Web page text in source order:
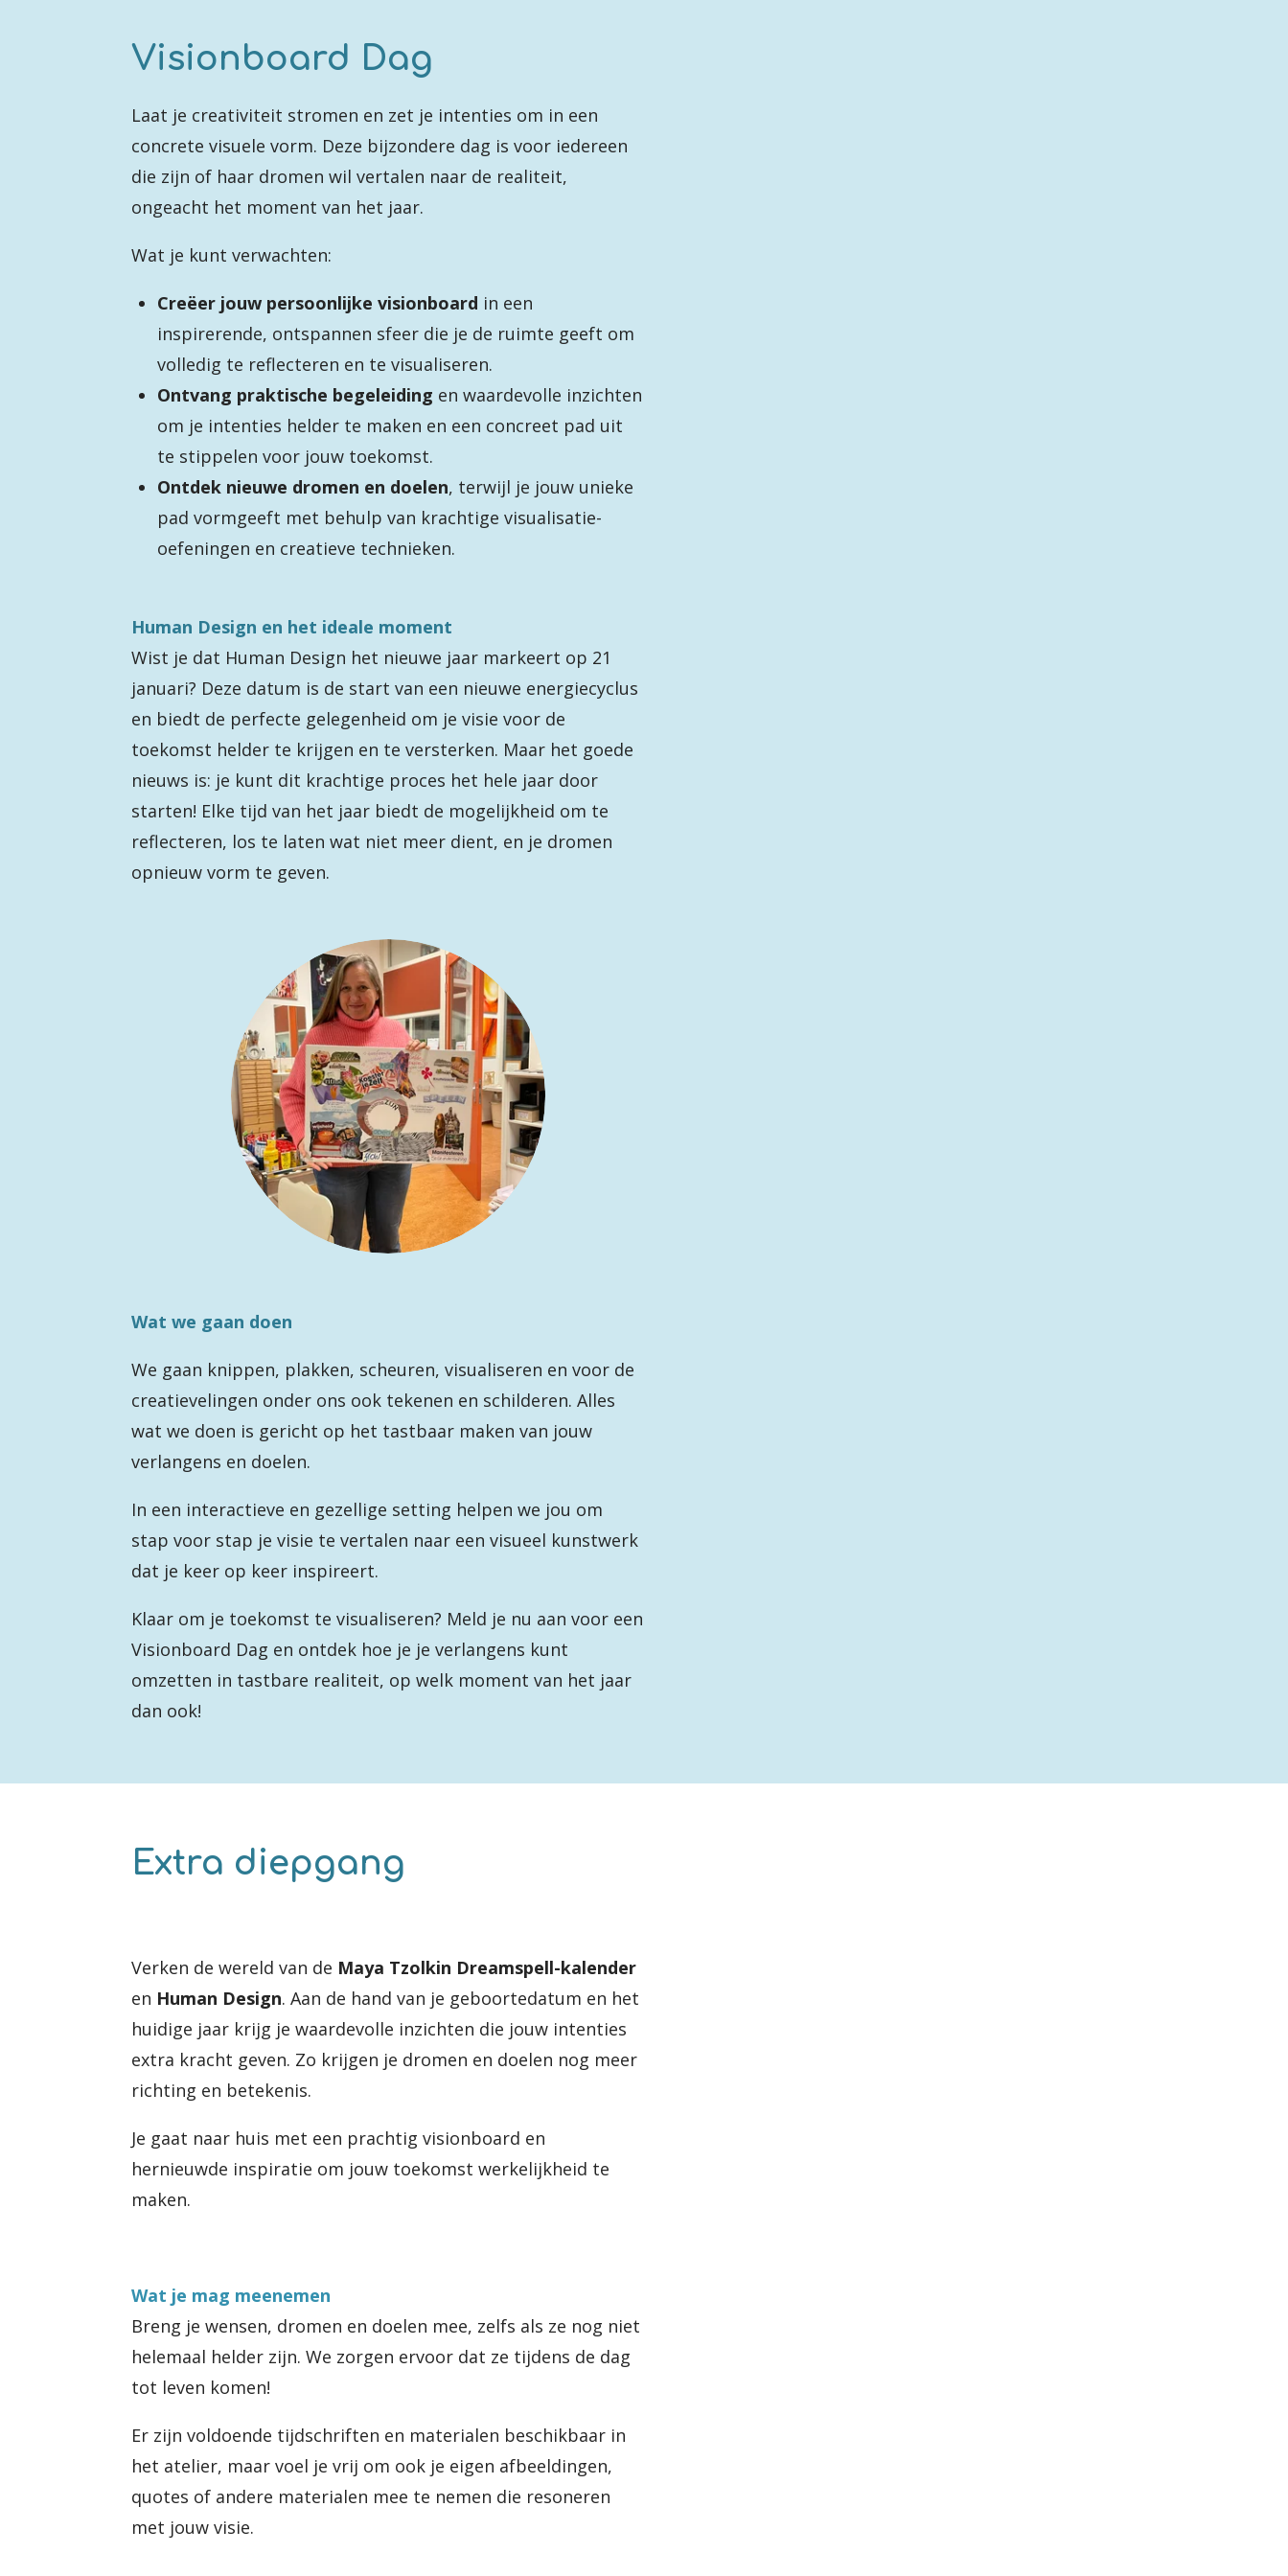
Visionboard Dag
Laat je creativiteit stromen en zet je intenties om in een
concrete visuele vorm. Deze bijzondere dag is voor iedereen
die zijn of haar dromen wil vertalen naar de realiteit,
ongeacht het moment van het jaar.
Wat je kunt verwachten:
Creëer jouw persoonlijke visionboard in een
inspirerende, ontspannen sfeer die je de ruimte geeft om
volledig te reflecteren en te visualiseren.
Ontvang praktische begeleiding en waardevolle inzichten
om je intenties helder te maken en een concreet pad uit
te stippelen voor jouw toekomst.
Ontdek nieuwe dromen en doelen, terwijl je jouw unieke
pad vormgeeft met behulp van krachtige visualisatie-
oefeningen en creatieve technieken.
Human Design en het ideale moment
Wist je dat Human Design het nieuwe jaar markeert op 21
januari? Deze datum is de start van een nieuwe energiecyclus
en biedt de perfecte gelegenheid om je visie voor de
toekomst helder te krijgen en te versterken. Maar het goede
nieuws is: je kunt dit krachtige proces het hele jaar door
starten! Elke tijd van het jaar biedt de mogelijkheid om te
reflecteren, los te laten wat niet meer dient, en je dromen
opnieuw vorm te geven.
Wat we gaan doen
We gaan knippen, plakken, scheuren, visualiseren en voor de
creatievelingen onder ons ook tekenen en schilderen. Alles
wat we doen is gericht op het tastbaar maken van jouw
verlangens en doelen.
In een interactieve en gezellige setting helpen we jou om
stap voor stap je visie te vertalen naar een visueel kunstwerk
dat je keer op keer inspireert.
Klaar om je toekomst te visualiseren? Meld je nu aan voor een
Visionboard Dag en ontdek hoe je je verlangens kunt
omzetten in tastbare realiteit, op welk moment van het jaar
dan ook!
Extra diepgang
Verken de wereld van de Maya Tzolkin Dreamspell-kalender
en Human Design. Aan de hand van je geboortedatum en het
huidige jaar krijg je waardevolle inzichten die jouw intenties
extra kracht geven. Zo krijgen je dromen en doelen nog meer
richting en betekenis.
Je gaat naar huis met een prachtig visionboard en
hernieuwde inspiratie om jouw toekomst werkelijkheid te
maken.
Wat je mag meenemen
Breng je wensen, dromen en doelen mee, zelfs als ze nog niet
helemaal helder zijn. We zorgen ervoor dat ze tijdens de dag
tot leven komen!
Er zijn voldoende tijdschriften en materialen beschikbaar in
het atelier, maar voel je vrij om ook je eigen afbeeldingen,
quotes of andere materialen mee te nemen die resoneren
met jouw visie.